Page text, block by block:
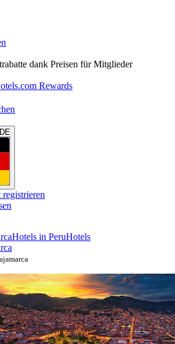
dank Preisen für Mitglieder
Rewards
Hotels in PeruHotels